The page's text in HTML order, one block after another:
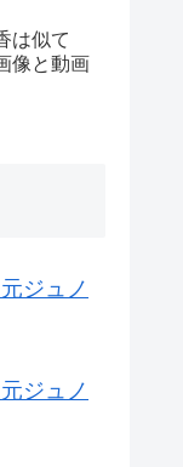
は似て
像と動画
ジュノ
ジュノ